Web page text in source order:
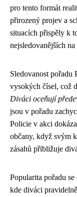
pro tento formát
přirozený projev a
situacích přispěly k
nejsledovanějších
Sledovanost pořadu
vysokých čísel, což
Diváci oceňují
jsou v pořadu
Policie v akci
občany, když svým
zásahů přibližuje
Popularita pořadu
kde diváci